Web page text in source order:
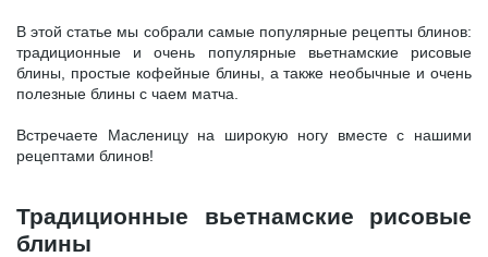
В этой статье мы собрали самые популярные рецепты блинов:
традиционные и очень популярные вьетнамские рисовые
блины, простые кофейные блины, а также необычные и очень
полезные блины с чаем матча.
Встречаете Масленицу на широкую ногу вместе с нашими
рецептами блинов!
Традиционные вьетнамские рисовые
блины